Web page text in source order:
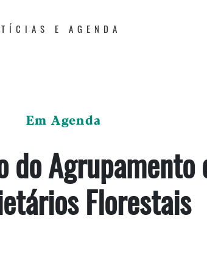
E AGENDA
Em Agenda
do Agrupamento
Florestais